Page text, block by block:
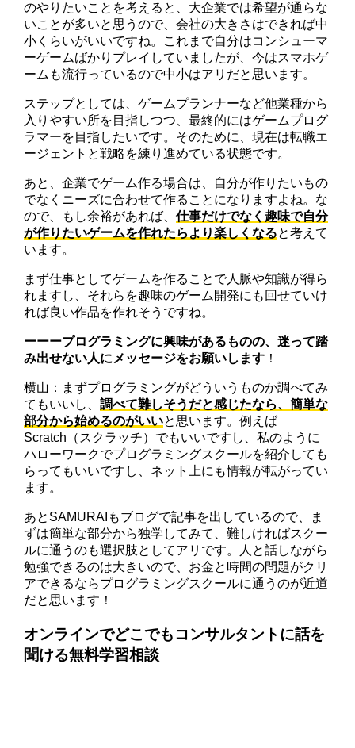
のやりたいことを考えると、大企業では希望が通らな
いことが多いと思うので、会社の大きさはできれば中
小くらいがいいですね。これまで自分はコンシューマ
ーゲームばかりプレイしていましたが、今はスマホゲ
ームも流行っているので中小はアリだと思います。
ステップとしては、ゲームプランナーなど他業種から
入りやすい所を目指しつつ、最終的にはゲームプログ
ラマーを目指したいです。そのために、現在は転職エ
ージェントと戦略を練り進めている状態です。
あと、企業でゲーム作る場合は、自分が作りたいもの
でなくニーズに合わせて作ることになりますよね。な
ので、もし余裕があれば、仕事だけでなく趣味で自分
が作りたいゲームを作れたらより楽しくなると考えて
います。
まず仕事としてゲームを作ることで人脈や知識が得ら
れますし、それらを趣味のゲーム開発にも回せていけ
れば良い作品を作れそうですね。
ーーープログラミングに興味があるものの、迷って踏
み出せない人にメッセージをお願いします ！
横山：まずプログラミングがどういうものか調べてみ
てもいいし、調べて難しそうだと感じたなら、簡単な
部分から始めるのがいいと思います。例えば
Scratch（スクラッチ）でもいいですし、私のように
ハローワークでプログラミングスクールを紹介しても
らってもいいですし、ネット上にも情報が転がってい
ます。
あとSAMURAIもブログで記事を出しているので、ま
ずは簡単な部分から独学してみて、難しければスクー
ルに通うのも選択肢としてアリです。人と話しながら
勉強できるのは大きいので、お金と時間の問題がクリ
アできるならプログラミングスクールに通うのが近道
だと思います！
オンラインでどこでもコンサルタントに話を
聞ける無料学習相談